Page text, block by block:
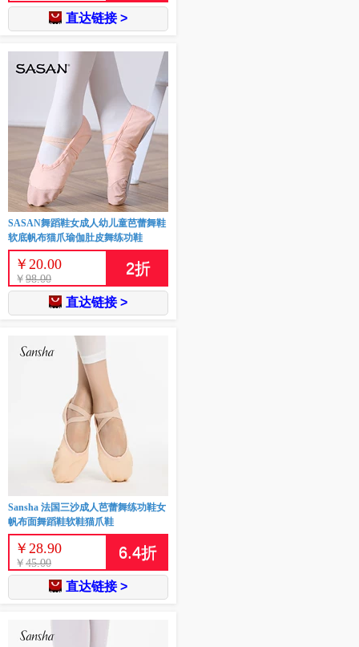
直达链接 >
SASAN舞蹈鞋女成人幼儿童芭蕾舞鞋
软底帆布猫爪瑜伽肚皮舞练功鞋
￥ 20.00
￥ 98.00
2折
直达链接 >
Sansha 法国三沙成人芭蕾舞练功鞋女
帆布面舞蹈鞋软鞋猫爪鞋
￥ 28.90
￥ 45.00
6.4折
直达链接 >